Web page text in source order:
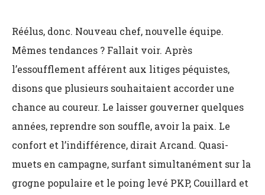
Réélus, donc. Nouveau chef, nouvelle équipe.
Mêmes tendances ? Fallait voir. Après
l’essoufflement afférent aux litiges péquistes,
disons que plusieurs souhaitaient accorder une
chance au coureur. Le laisser gouverner quelques
années, reprendre son souffle, avoir la paix. Le
confort et l’indifférence, dirait Arcand. Quasi-
muets en campagne, surfant simultanément sur la
grogne populaire et le poing levé PKP, Couillard et